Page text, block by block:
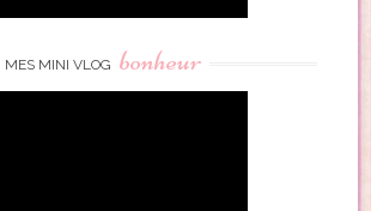
MES MINI VLOG bonheur